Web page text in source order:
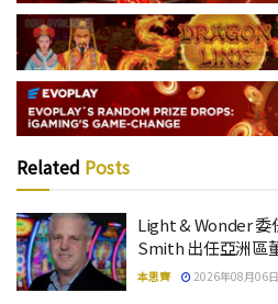
Related Posts
Light & Wonder
Smith 出任亞洲區
本思齊 2026年08月06